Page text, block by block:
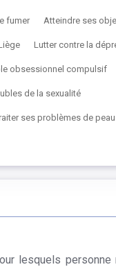
fumer Atteindre ses
Lutter contre la
obsessionnel compulsif
de la sexualité
ses problèmes de peau
lesquels